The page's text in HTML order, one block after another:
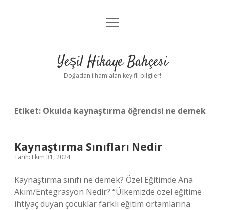
Anasayfa
Yasal Uyarı
menüyü
Yeşil Hikaye Bahçesi
Doğadan ilham alan keyifli bilgiler!
Etiket: Okulda kaynaştırma öğrencisi ne demek
Kaynaştırma Sınıfları Nedir
Tarih: Ekim 31, 2024
Kaynaştırma sınıfı ne demek? Özel Eğitimde Ana
Akım/Entegrasyon Nedir? “Ülkemizde özel eğitime
ihtiyaç duyan çocuklar farklı eğitim ortamlarına